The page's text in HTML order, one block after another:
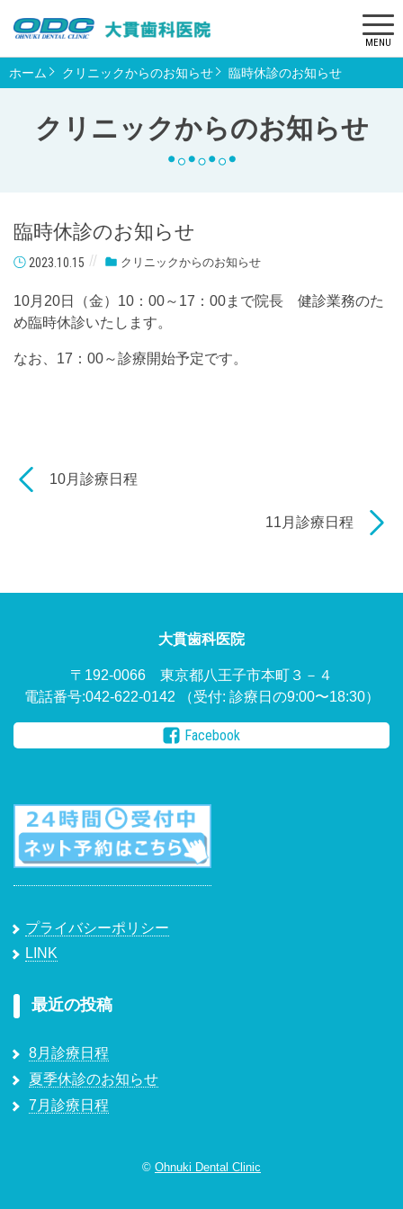
MENU
クリニックからのお知らせ
ホーム クリニックからのお知らせ 臨時休診のお知らせ
臨時休診のお知らせ
2023.10.15 クリニックからのお知らせ
10月20日（金）10：00～17：00まで院長 健診業務のた
め臨時休診いたします。
なお、17：00～診療開始予定です。
10月診療日程
11月診療日程
大貫歯科医院
〒192-0066 東京都八王子市本町３－４
電話番号:042-622-0142
（受付: 診療日の9:00〜18:30）
Facebook
プライバシーポリシー
LINK
最近の投稿
8月診療日程
夏季休診のお知らせ
7月診療日程
© Ohnuki Dental Clinic